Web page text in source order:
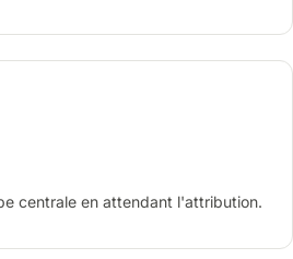
centrale en attendant l'attribution.